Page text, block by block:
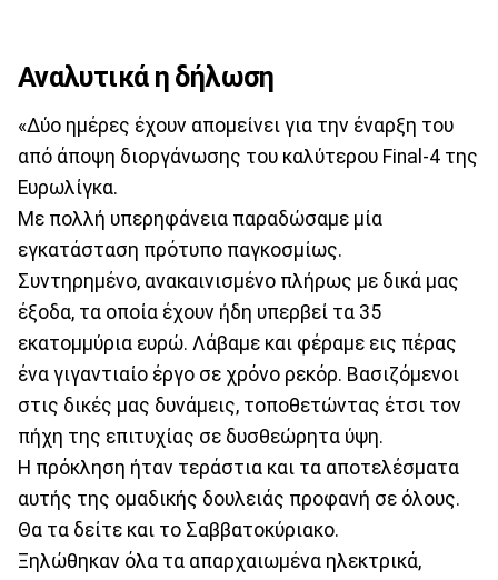
Αναλυτικά η δήλωση
«Δύο ημέρες έχουν απομείνει για την έναρξη του
από άποψη διοργάνωσης του καλύτερου Final-4 της
Ευρωλίγκα.
Με πολλή υπερηφάνεια παραδώσαμε μία
εγκατάσταση πρότυπο παγκοσμίως.
Συντηρημένο, ανακαινισμένο πλήρως με δικά μας
έξοδα, τα οποία έχουν ήδη υπερβεί τα 35
εκατομμύρια ευρώ. Λάβαμε και φέραμε εις πέρας
ένα γιγαντιαίο έργο σε χρόνο ρεκόρ. Βασιζόμενοι
στις δικές μας δυνάμεις, τοποθετώντας έτσι τον
πήχη της επιτυχίας σε δυσθεώρητα ύψη.
Η πρόκληση ήταν τεράστια και τα αποτελέσματα
αυτής της ομαδικής δουλειάς προφανή σε όλους.
Θα τα δείτε και το Σαββατοκύριακο.
Ξηλώθηκαν όλα τα απαρχαιωμένα ηλεκτρικά,